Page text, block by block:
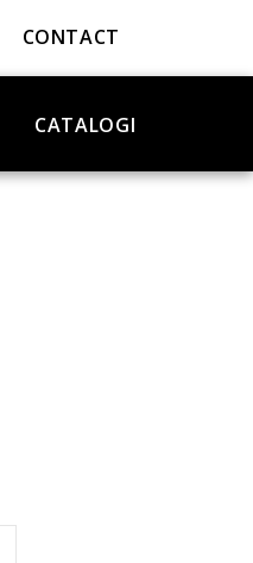
CONTACT
CATALOGI